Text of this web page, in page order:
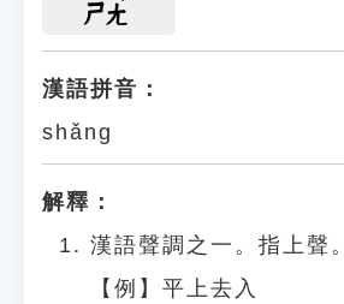
ㄕㄤ
漢語拼音：
shǎng
解釋：
漢語聲調之一。指上聲。
【例】平上去入